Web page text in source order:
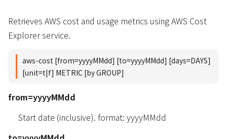
Retrieves AWS cost and usage metrics using AWS Cost
Explorer service.
aws-cost [from=yyyyMMdd] [to=yyyyMMdd] [days=DAYS]
[unit=t|f] METRIC [by GROUP]
from=yyyyMMdd
Start date (inclusive). format: yyyyMMdd